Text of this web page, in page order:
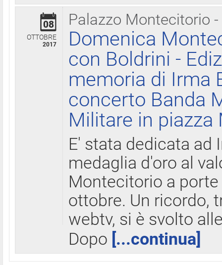
Palazzo Montecitorio
08
OTTOBRE
2017
Domenica
con Boldrini -
memoria di Irma
concerto Banda
Militare in
E' stata dedicata ad
medaglia d'oro al
Montecitorio a
ottobre. Un ricordo,
webtv, si è svolto
Dopo [...continua]